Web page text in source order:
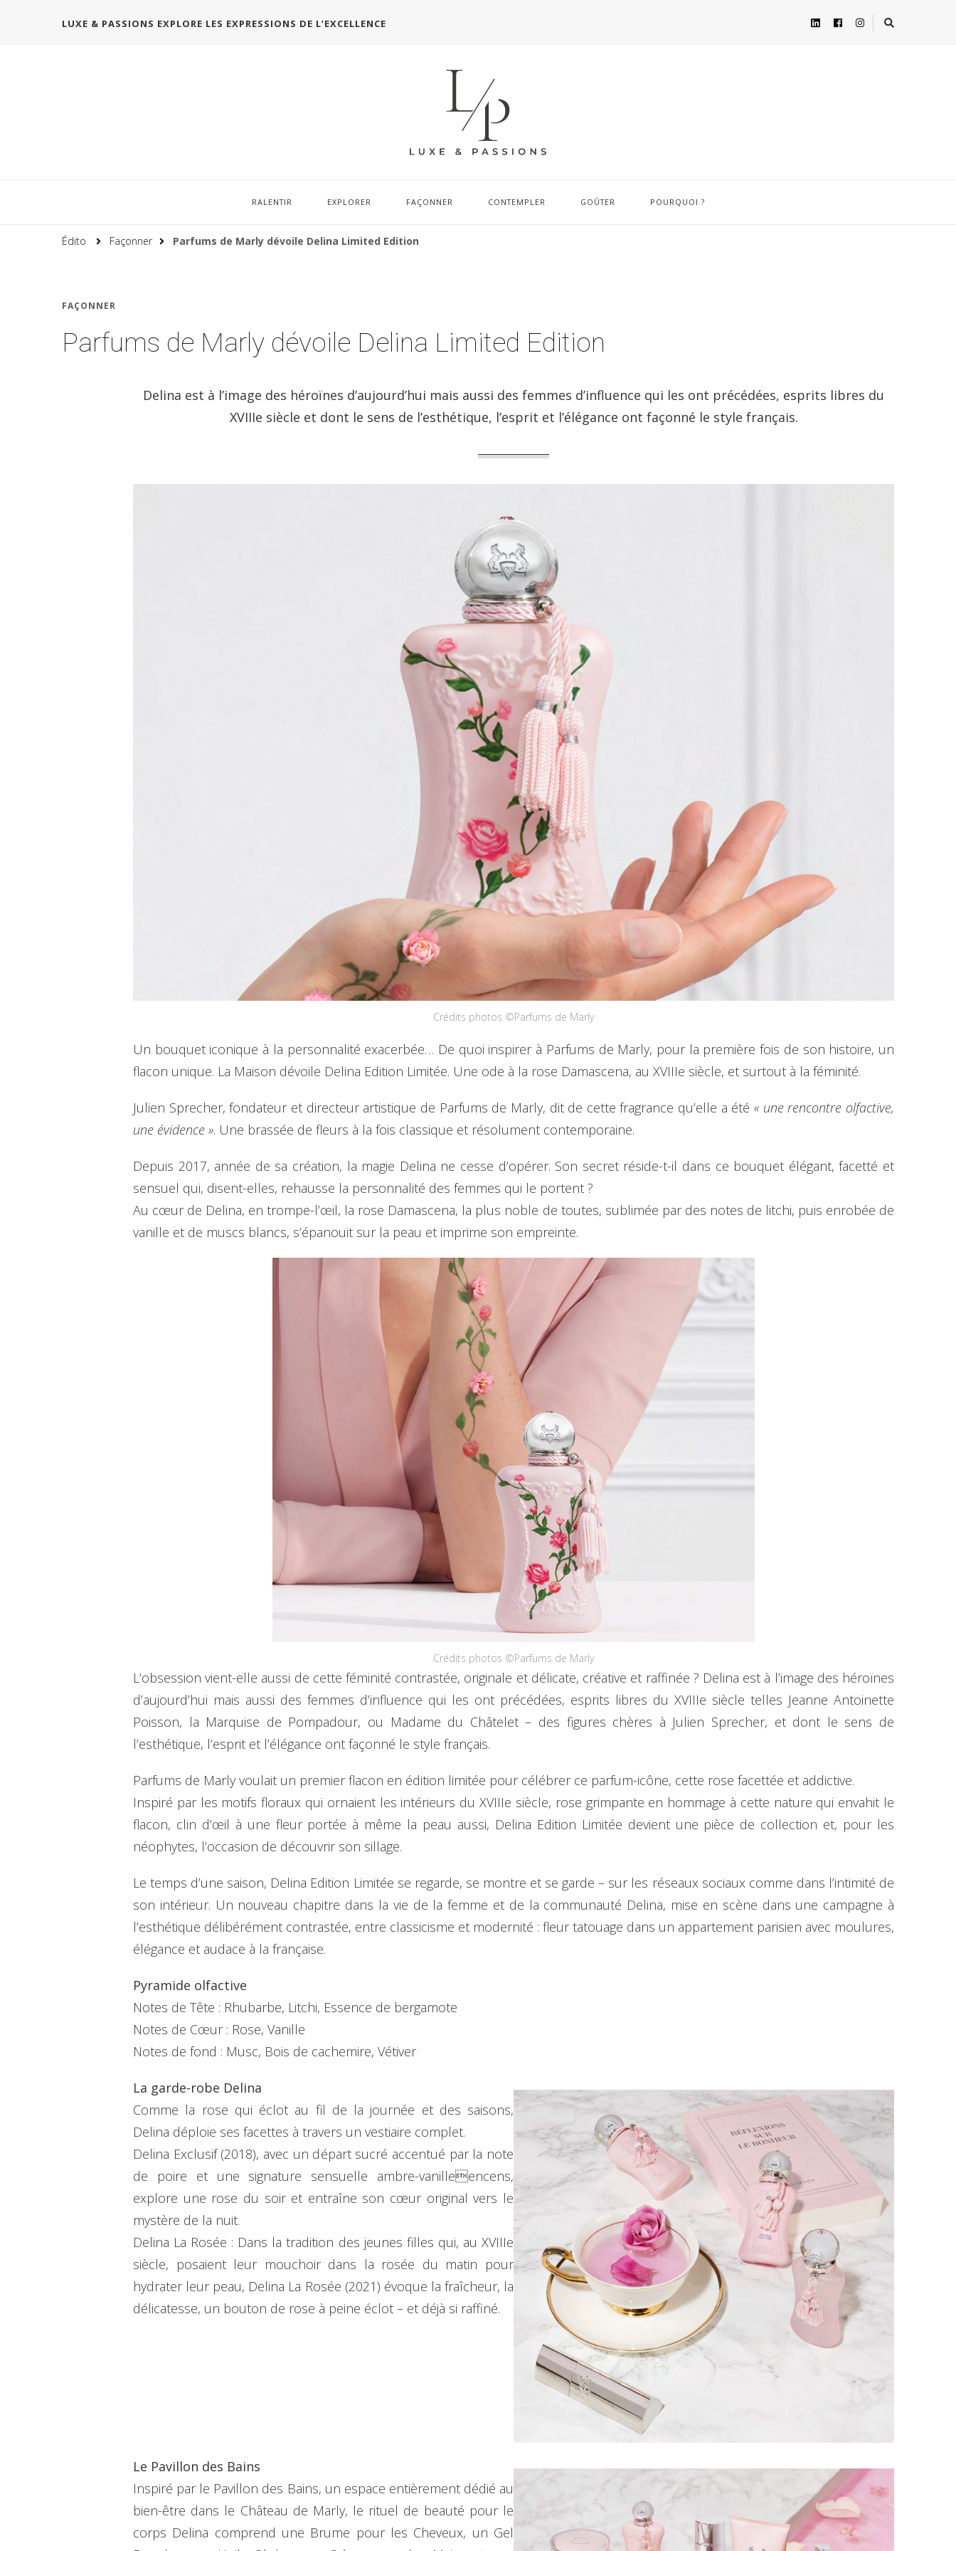
LUXE & PASSIONS EXPLORE LES EXPRESSIONS DE L’EXCELLENCE
RALENTIR EXPLORER FAÇONNER CONTEMPLER GOÛTER POURQUOI ?
Édito Façonner Parfums de Marly dévoile Delina Limited Edition
FAÇONNER
Parfums de Marly dévoile Delina Limited Edition
Delina est à l’image des héroïnes d’aujourd’hui mais aussi des femmes d’influence qui les ont précédées, esprits libres du
XVIIIe siècle et dont le sens de l’esthétique, l’esprit et l’élégance ont façonné le style français.
Crédits photos ©Parfums de Marly
Un bouquet iconique à la personnalité exacerbée… De quoi inspirer à Parfums de Marly, pour la première fois de son histoire, un
flacon unique. La Maison dévoile Delina Edition Limitée. Une ode à la rose Damascena, au XVIIIe siècle, et surtout à la féminité.
Julien Sprecher, fondateur et directeur artistique de Parfums de Marly, dit de cette fragrance qu’elle a été« une rencontre olfactive,
une évidence ». Une brassée de fleurs à la fois classique et résolument contemporaine.
Depuis 2017, année de sa création, la magie Delina ne cesse d’opérer. Son secret réside-t-il dans ce bouquet élégant, facetté et
sensuel qui, disent-elles, rehausse la personnalité des femmes qui le portent ?
Au cœur de Delina, en trompe-l’œil, la rose Damascena, la plus noble de toutes, sublimée par des notes de litchi, puis enrobée de
vanille et de muscs blancs, s’épanouit sur la peau et imprime son empreinte.
Crédits photos ©Parfums de Marly
L’obsession vient-elle aussi de cette féminité contrastée, originale et délicate, créative et raffinée ? Delina est à l’image des héroïnes
d’aujourd’hui mais aussi des femmes d’influence qui les ont précédées, esprits libres du XVIIIe siècle telles Jeanne Antoinette
Poisson, la Marquise de Pompadour, ou Madame du Châtelet – des figures chères à Julien Sprecher, et dont le sens de
l’esthétique, l’esprit et l’élégance ont façonné le style français.
Parfums de Marly voulait un premier flacon en édition limitée pour célébrer ce parfum-icône, cette rose facettée et addictive.
Inspiré par les motifs floraux qui ornaient les intérieurs du XVIIIe siècle, rose grimpante en hommage à cette nature qui envahit le
flacon, clin d’œil à une fleur portée à même la peau aussi, Delina Edition Limitée devient une pièce de collection et, pour les
néophytes, l’occasion de découvrir son sillage.
Le temps d’une saison, Delina Edition Limitée se regarde, se montre et se garde – sur les réseaux sociaux comme dans l’intimité de
son intérieur. Un nouveau chapitre dans la vie de la femme et de la communauté Delina, mise en scène dans une campagne à
l’esthétique délibérément contrastée, entre classicisme et modernité : fleur tatouage dans un appartement parisien avec moulures,
élégance et audace à la française.
Pyramide olfactive
Notes de Tête : Rhubarbe, Litchi, Essence de bergamote
Notes de Cœur : Rose, Vanille
Notes de fond : Musc, Bois de cachemire, Vétiver
La garde-robe Delina
Comme la rose qui éclot au fil de la journée et des saisons,
Delina déploie ses facettes à travers un vestiaire complet.
Delina Exclusif (2018), avec un départ sucré accentué par la note
de poire et une signature sensuelle ambre-vanilleencens,
explore une rose du soir et entraîne son cœur original vers le
mystère de la nuit.
Delina La Rosée : Dans la tradition des jeunes filles qui, au XVIIIe
siècle, posaient leur mouchoir dans la rosée du matin pour
hydrater leur peau, Delina La Rosée (2021) évoque la fraîcheur, la
délicatesse, un bouton de rose à peine éclot – et déjà si raffiné.
Le Pavillon des Bains
Inspiré par le Pavillon des Bains, un espace entièrement dédié au
bien-être dans le Château de Marly, le rituel de beauté pour le
corps Delina comprend une Brume pour les Cheveux, un Gel